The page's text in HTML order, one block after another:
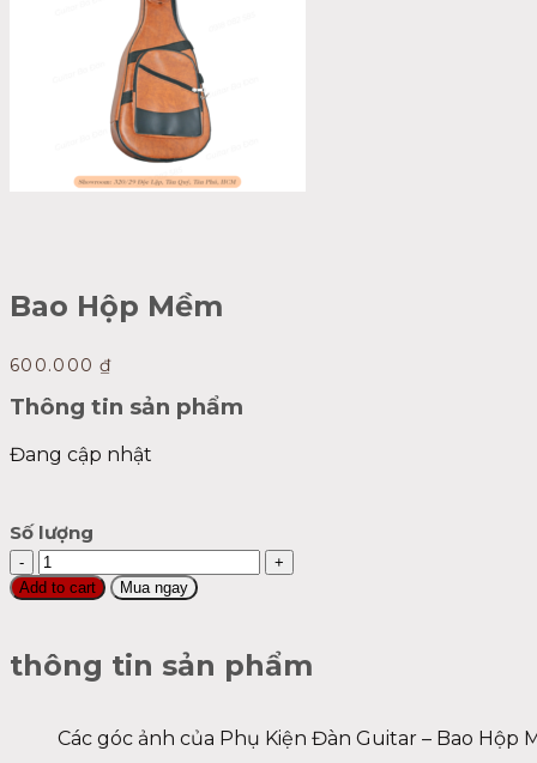
Bao Hộp Mềm
600.000₫
Thông tin sản phẩm
Đang cập nhật
Số lượng
Bao
Hộp
Mềm
Add to cart Mua ngay
thông tin sản phẩm
Các góc ảnh của Phụ Kiện Đàn Guitar – Bao